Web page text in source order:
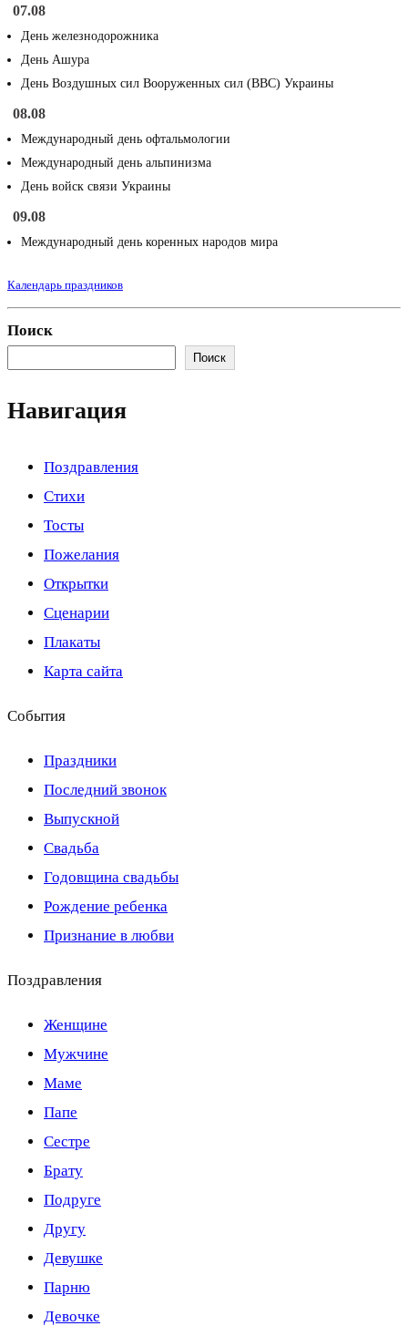
07.08
День железнодорожника
День Ашура
День Воздушных сил Вооруженных сил (ВВС) Украины
08.08
Международный день офтальмологии
Международный день альпинизма
День войск связи Украины
09.08
Международный день коренных народов мира
Календарь праздников
Поиск
Поиск
Навигация
Поздравления
Стихи
Тосты
Пожелания
Открытки
Сценарии
Плакаты
Карта сайта
События
Праздники
Последний звонок
Выпускной
Свадьба
Годовщина свадьбы
Рождение ребенка
Признание в любви
Поздравления
Женщине
Мужчине
Маме
Папе
Сестре
Брату
Подруге
Другу
Девушке
Парню
Девочке